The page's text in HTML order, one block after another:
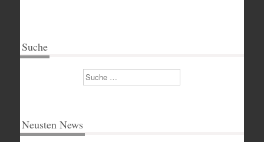
Suche
Suchen
Neusten News